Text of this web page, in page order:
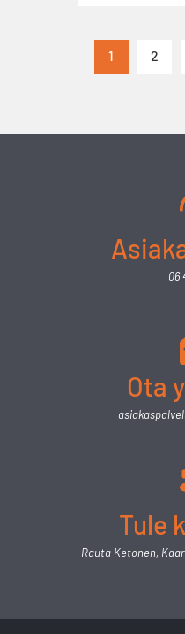
1 2
06
Ota
Tule
Rauta Ketonen,